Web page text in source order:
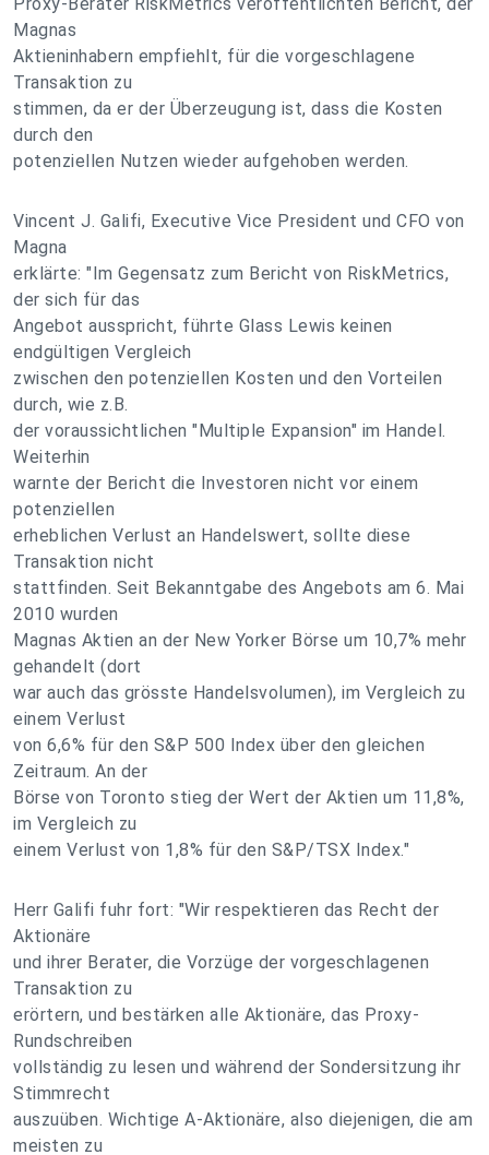
Magnas
Aktieninhabern empfiehlt, für die vorgeschlagene
Transaktion zu
stimmen, da er der Überzeugung ist, dass die Kosten
durch den
potenziellen Nutzen wieder aufgehoben werden.
Vincent J. Galifi, Executive Vice President und CFO von
Magna
erklärte: "Im Gegensatz zum Bericht von RiskMetrics,
der sich für das
Angebot ausspricht, führte Glass Lewis keinen
endgültigen Vergleich
zwischen den potenziellen Kosten und den Vorteilen
durch, wie z.B.
der voraussichtlichen "Multiple Expansion" im Handel.
Weiterhin
warnte der Bericht die Investoren nicht vor einem
potenziellen
erheblichen Verlust an Handelswert, sollte diese
Transaktion nicht
stattfinden. Seit Bekanntgabe des Angebots am 6. Mai
2010 wurden
Magnas Aktien an der New Yorker Börse um 10,7% mehr
gehandelt (dort
war auch das grösste Handelsvolumen), im Vergleich zu
einem Verlust
von 6,6% für den S&P 500 Index über den gleichen
Zeitraum. An der
Börse von Toronto stieg der Wert der Aktien um 11,8%,
im Vergleich zu
einem Verlust von 1,8% für den S&P/TSX Index."
Herr Galifi fuhr fort: "Wir respektieren das Recht der
Aktionäre
und ihrer Berater, die Vorzüge der vorgeschlagenen
Transaktion zu
erörtern, und bestärken alle Aktionäre, das Proxy-
Rundschreiben
vollständig zu lesen und während der Sondersitzung ihr
Stimmrecht
auszuüben. Wichtige A-Aktionäre, also diejenigen, die am
meisten zu